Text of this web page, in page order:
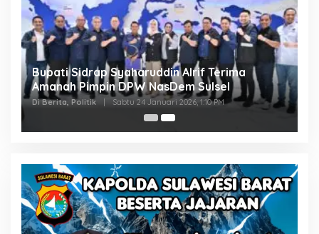
Bupati Sidrap Syaharuddin Alrif Terima
Amanah Pimpin DPW NasDem Sulsel
Di Berita, Politik | Sabtu 24 Januari 2026, 1:10 PM